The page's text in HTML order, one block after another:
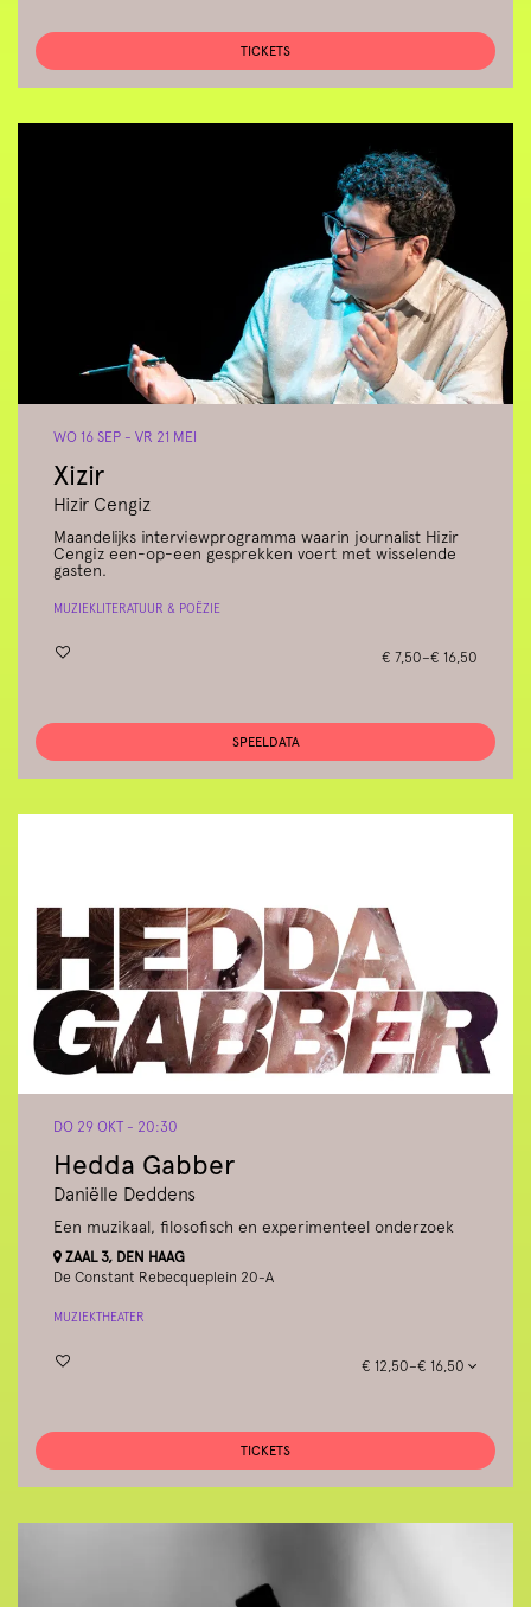
TICKETS
Xizir
Hizir Cengiz
WO 16 SEP - VR 21 MEI
Maandelijks interviewprogramma waarin journalist Hizir
Cengiz een-op-een gesprekken voert met wisselende
gasten.
MUZIEKLITERATUUR & POËZIE
€ 7,50–€ 16,50
SPEELDATA
Hedda Gabber
Daniëlle Deddens
DO 29 OKT - 20:30
Een muzikaal, filosofisch en experimenteel onderzoek
ZAAL 3, DEN HAAG
De Constant Rebecqueplein 20-A
MUZIEKTHEATER
€ 12,50–€ 16,50
TICKETS